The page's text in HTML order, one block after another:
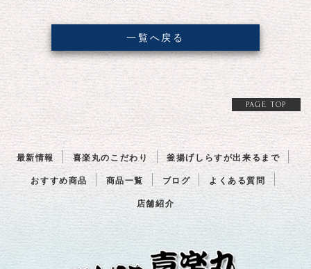
一覧へ戻る
PAGE TOP
最新情報 喜楽丸のこだわり 釜揚げしらすが出来るまで
おすすめ商品 商品一覧 ブログ よくある質問
店舗紹介